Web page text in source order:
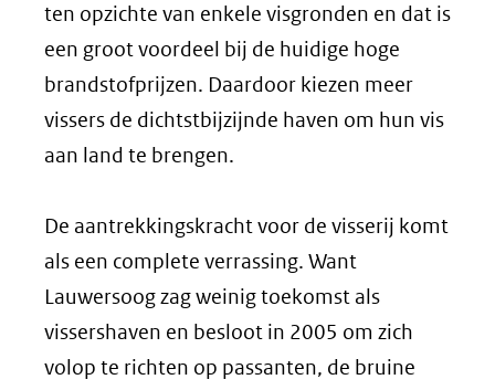
ten opzichte van enkele visgronden en dat is
een groot voordeel bij de huidige hoge
brandstofprijzen. Daardoor kiezen meer
vissers de dichtstbijzijnde haven om hun vis
aan land te brengen.
De aantrekkingskracht voor de visserij komt
als een complete verrassing. Want
Lauwersoog zag weinig toekomst als
vissershaven en besloot in 2005 om zich
volop te richten op passanten, de bruine